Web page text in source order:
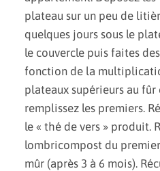
plateau sur un peu de
quelques jours sous le
le couvercle puis faites
fonction de la
plateaux supérieurs au fûr
remplissez les premiers.
le « thé de vers » produit.
lombricompost du
mûr (après 3 à 6 mois).